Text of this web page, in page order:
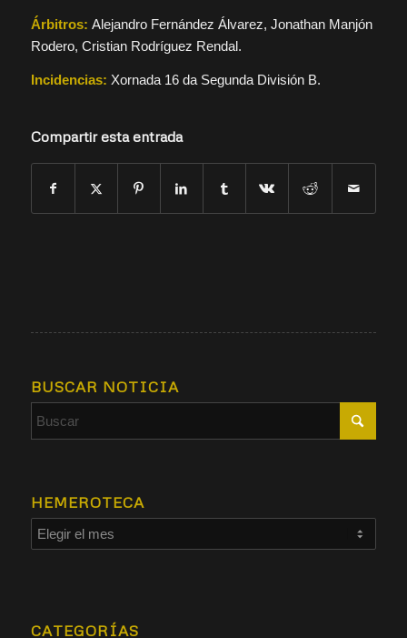
Árbitros: Alejandro Fernández Álvarez, Jonathan Manjón
Rodero, Cristian Rodríguez Rendal.
Incidencias: Xornada 16 da Segunda División B.
Compartir esta entrada
BUSCAR NOTICIA
HEMEROTECA
CATEGORÍAS